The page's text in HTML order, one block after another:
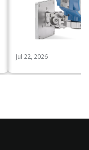
Jul 22, 2026